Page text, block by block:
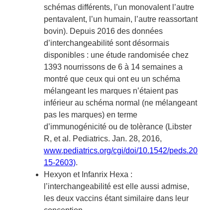
schémas différents, l’un monovalent l’autre
pentavalent, l’un humain, l’autre reassortant
bovin). Depuis 2016 des données
d’interchangeabilité sont désormais
disponibles : une étude randomisée chez
1393 nourrissons de 6 à 14 semaines a
montré que ceux qui ont eu un schéma
mélangeant les marques n’étaient pas
inférieur au schéma normal (ne mélangeant
pas les marques) en terme
d’immunogénicité ou de tolèrance (Libster
R, et al. Pediatrics. Jan. 28, 2016,
www.pediatrics.org/cgi/doi/10.1542/peds.20
15-2603).
Hexyon et Infanrix Hexa :
l’interchangeabilité est elle aussi admise,
les deux vaccins étant similaire dans leur